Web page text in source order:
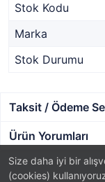
Size daha iyi bir
(cookies)
Stok Kodu
Marka
Stok Durumu
Taksit / Ödeme
Ürün Yorumları